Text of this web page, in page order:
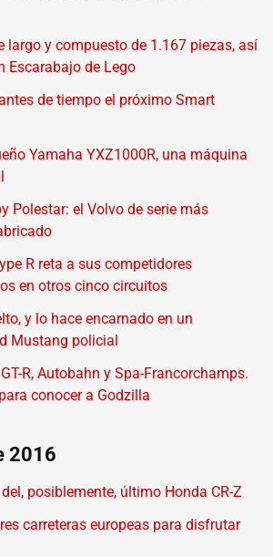
largo y compuesto de 1.167 piezas, así
Escarabajo de Lego
de tiempo el próximo Smart
Yamaha YXZ1000R, una máquina
Polestar: el Volvo de serie más
R reta a sus competidores
en otros cinco circuitos
y lo hace encarnado en un
Mustang policial
R, Autobahn y Spa-Francorchamps.
conocer a Godzilla
2016
posiblemente, último Honda CR-Z
carreteras europeas para disfrutar